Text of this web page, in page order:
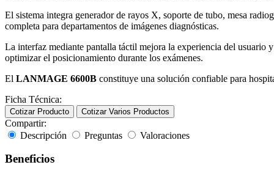
El sistema integra generador de rayos X, soporte de tubo, mesa
completa para departamentos de imágenes diagnósticas.
La interfaz mediante pantalla táctil mejora la experiencia del
optimizar el posicionamiento durante los exámenes.
El LANMAGE 6600B constituye una solución confiable para
Ficha Técnica:
Cotizar Producto Cotizar Varios Productos
Compartir:
Descripción
Preguntas Valoraciones
Beneficios